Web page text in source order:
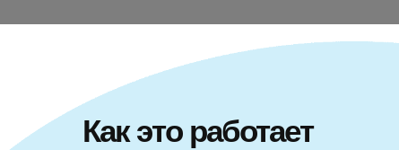
Как это работает